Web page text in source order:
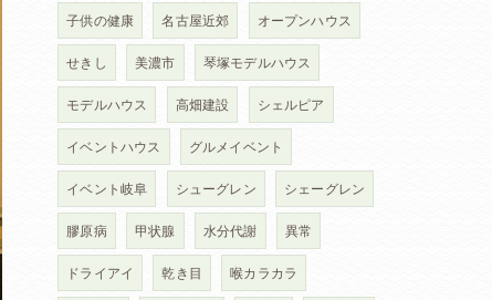
子供の健康 名古屋近郊 オープンハウス
せきし 美濃市 琴塚モデルハウス
モデルハウス 高畑建設 シェルピア
イベントハウス グルメイベント
イベント岐阜 シューグレン シェーグレン
膠原病 甲状腺 水分代謝 異常
ドライアイ 乾き目 喉カラカラ